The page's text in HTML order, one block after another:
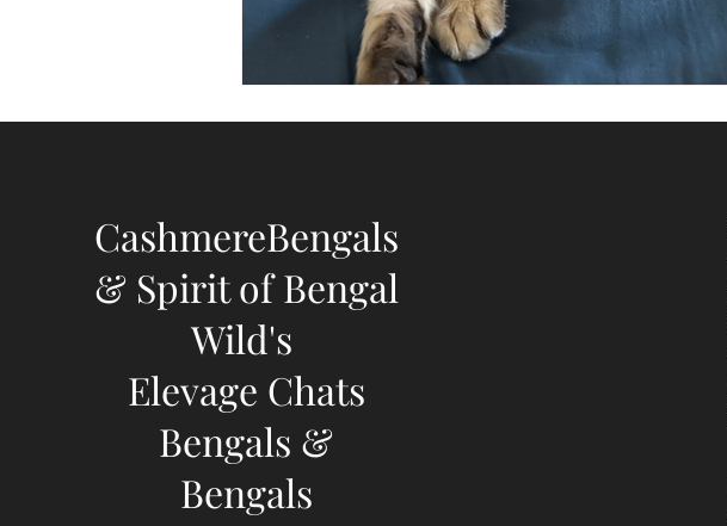
CashmereBengals
& Spirit of Bengal
Wild's
Elevage Chats
Bengals &
Bengals